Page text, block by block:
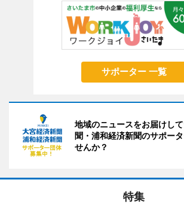
サポーター 一覧
地域のニュースをお届けし
聞・浦和経済新聞のサポー
せんか？
特集